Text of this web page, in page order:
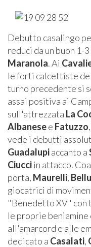
Debutto casalingo
reduci da un buon 1-
Maranola. Ai
le forti calcettiste
turno precedente si
assai positiva ai
sull'attrezzata La
Albanesee Fatuzzo
vede i debutti
Guadalupiaccanto a
Ciucciin attacco.
porta, Maurelli,
giocatrici di
"Benedetto XV" con
le proprie beniamine
all'amarcord e alle
dedicato a Casalati,